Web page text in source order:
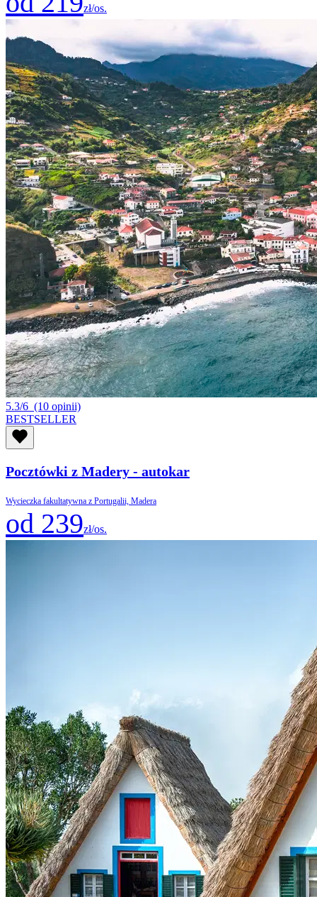
zł/os.
5.3/6 (10 opinii)
BESTSELLER
Pocztówki z Madery - autokar
Wycieczka fakultatywna z Portugalii, Madera
od 239zł/os.